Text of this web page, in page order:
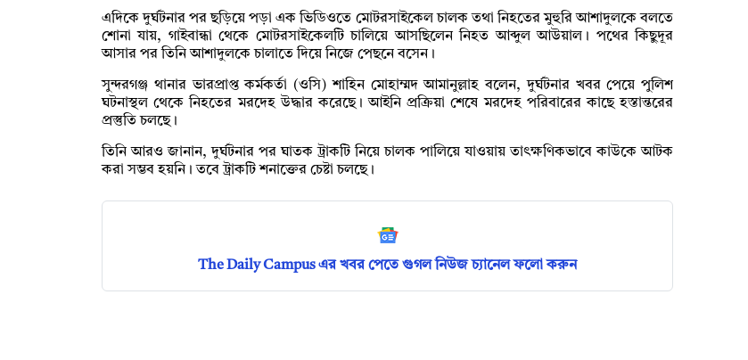
এদিকে দুর্ঘটনার পর ছড়িয়ে পড়া এক ভিডিওতে মোটরসাইকেল চালক তথা নিহতের মুহুরি আশাদুলকে বলতে
শোনা যায়, গাইবান্ধা থেকে মোটরসাইকেলটি চালিয়ে আসছিলেন নিহত আব্দুল আউয়াল। পথের কিছুদূর
আসার পর তিনি আশাদুলকে চালাতে দিয়ে নিজে পেছনে বসেন।
সুন্দরগঞ্জ থানার ভারপ্রাপ্ত কর্মকর্তা (ওসি) শাহিন মোহাম্মদ আমানুল্লাহ বলেন, দুর্ঘটনার খবর পেয়ে পুলিশ
ঘটনাস্থল থেকে নিহতের মরদেহ উদ্ধার করেছে। আইনি প্রক্রিয়া শেষে মরদেহ পরিবারের কাছে হস্তান্তরের
প্রস্তুতি চলছে।
তিনি আরও জানান, দুর্ঘটনার পর ঘাতক ট্রাকটি নিয়ে চালক পালিয়ে যাওয়ায় তাৎক্ষণিকভাবে কাউকে আটক
করা সম্ভব হয়নি। তবে ট্রাকটি শনাক্তের চেষ্টা চলছে।
The Daily Campus এর খবর পেতে গুগল নিউজ চ্যানেল ফলো করুন